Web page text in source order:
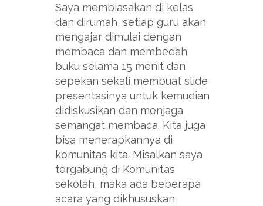
Saya membiasakan di kelas
dan dirumah, setiap guru akan
mengajar dimulai dengan
membaca dan membedah
buku selama 15 menit dan
sepekan sekali membuat slide
presentasinya untuk kemudian
didiskusikan dan menjaga
semangat membaca. Kita juga
bisa menerapkannya di
komunitas kita. Misalkan saya
tergabung di Komunitas
sekolah, maka ada beberapa
acara yang dikhususkan